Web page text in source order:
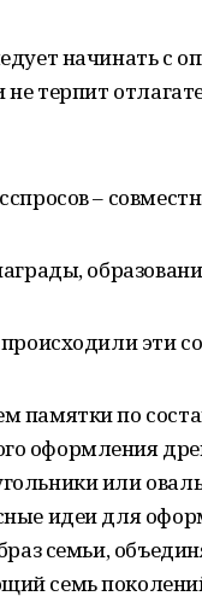
начинать с
терпит
–
эти
памятки по
оформления
или
идеи для
семьи,
семь